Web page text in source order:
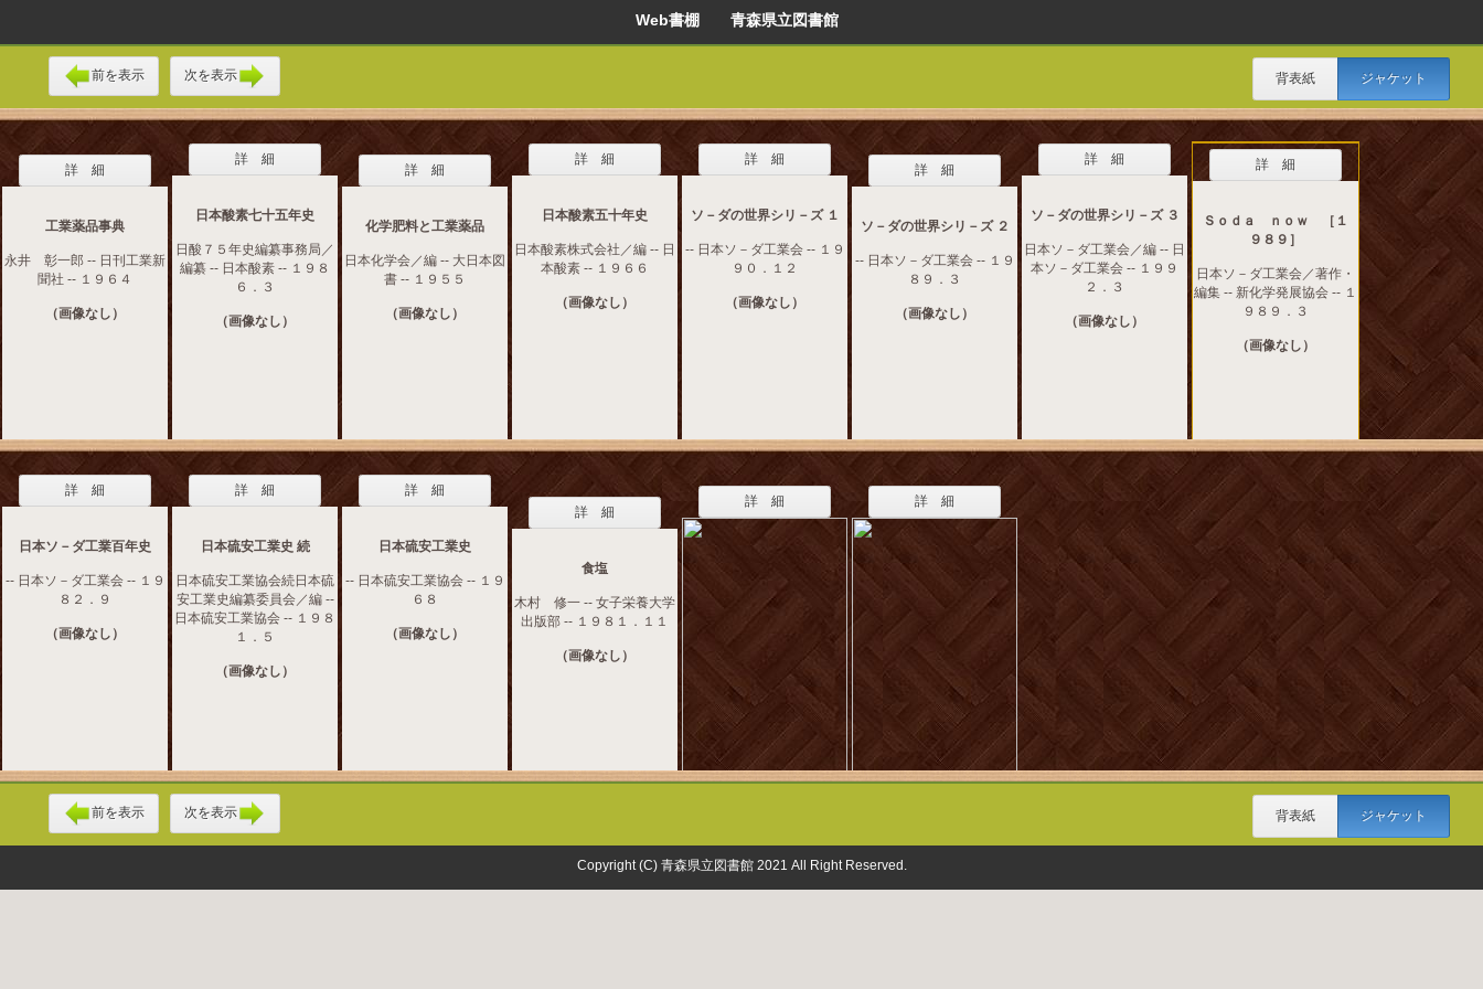
Web書棚 青森県立図書館
前を表示 次を表示 背表紙 ジャケット
詳 細
工業薬品事典
永井 彰一郎 -- 日刊工業新
聞社 -- １９６４
（画像なし）
詳 細
日本酸素七十五年史
日酸７５年史編纂事務局／
編纂 -- 日本酸素 -- １９８
６．３
（画像なし）
詳 細
化学肥料と工業薬品
日本化学会／編 -- 大日本図
書 -- １９５５
（画像なし）
詳 細
日本酸素五十年史
日本酸素株式会社／編 -- 日
本酸素 -- １９６６
（画像なし）
詳 細
ソ－ダの世界シリ－ズ １
-- 日本ソ－ダ工業会 -- １９
９０．１２
（画像なし）
詳 細
ソ－ダの世界シリ－ズ ２
-- 日本ソ－ダ工業会 -- １９
８９．３
（画像なし）
詳 細
ソ－ダの世界シリ－ズ ３
日本ソ－ダ工業会／編 -- 日
本ソ－ダ工業会 -- １９９
２．３
（画像なし）
詳 細
Ｓｏｄａ ｎｏｗ ［１
９８９］
日本ソ－ダ工業会／著作・
編集 -- 新化学発展協会 -- １
９８９．３
（画像なし）
詳 細
日本ソ－ダ工業百年史
-- 日本ソ－ダ工業会 -- １９
８２．９
（画像なし）
詳 細
日本硫安工業史 続
日本硫安工業協会続日本硫
安工業史編纂委員会／編 --
日本硫安工業協会 -- １９８
１．５
（画像なし）
詳 細
日本硫安工業史
-- 日本硫安工業協会 -- １９
６８
（画像なし）
詳 細
食塩
木村 修一 -- 女子栄養大学
出版部 -- １９８１．１１
（画像なし）
詳 細 詳 細
前を表示 次を表示 背表紙 ジャケット
Copyright (C) 青森県立図書館 2021 All Right Reserved.